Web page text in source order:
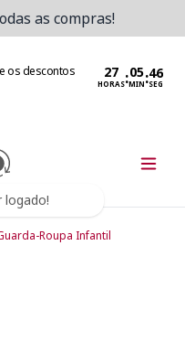
as compras!
os descontos
HORAS:MIN:SEG
logado!
Roupa Infantil